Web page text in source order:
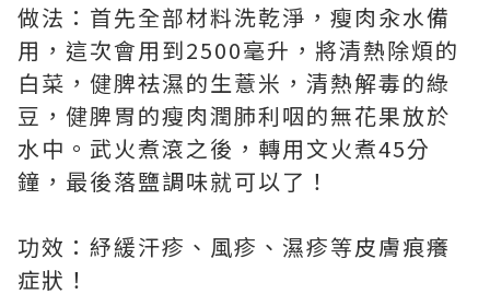
做法：首先全部材料洗乾淨，瘦肉汆水備
用，這次會用到2500毫升，將清熱除煩的
白菜，健脾祛濕的生薏米，清熱解毒的綠
豆，健脾胃的瘦肉潤肺利咽的無花果放於
水中。武火煮滾之後，轉用文火煮45分
鐘，最後落鹽調味就可以了！
功效：紓緩汗疹、風疹、濕疹等皮膚痕癢